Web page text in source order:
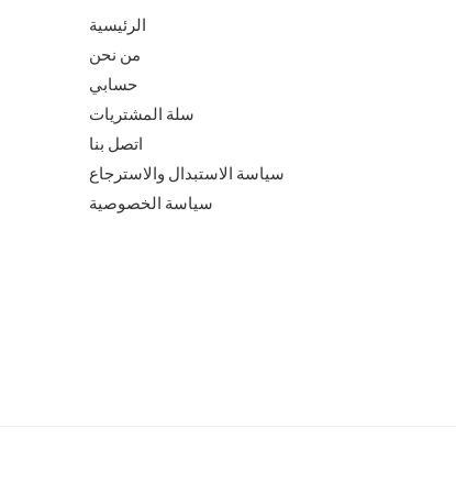
الرئيسية
من نحن
حسابي
سلة المشتريات
اتصل بنا
سياسة الاستبدال والاسترجاع
سياسة الخصوصية